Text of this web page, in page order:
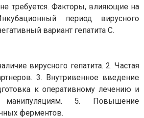
требуется. Факторы, влияющие на
период вирусного
вариант гепатита С.
вирусного гепатита. 2. Частая
3. Внутривенное введение
к оперативному лечению и
манипуляциям. 5. Повышение
ферментов.